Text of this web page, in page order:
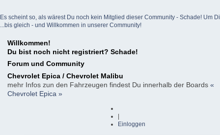
Es scheint so, als wärest Du noch kein Mitglied dieser Community - Schade! Um
...bis gleich - und Willkommen in unserer Community!
Willkommen!
Du bist noch nicht registriert? Schade!
Forum und Community
Chevrolet Epica / Chevrolet Malibu
mehr Infos zun den Fahrzeugen findest Du innerhalb der Boards «
Chevrolet Epica »
Einloggen